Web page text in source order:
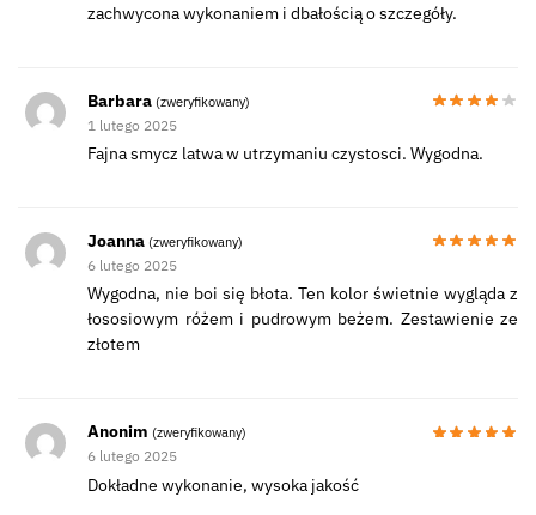
zachwycona wykonaniem i dbałością o szczegóły.
Barbara (zweryfikowany)
1 lutego 2025
Fajna smycz latwa w utrzymaniu czystosci. Wygodna.
Joanna (zweryfikowany)
6 lutego 2025
Wygodna, nie boi się błota. Ten kolor świetnie wygląda z
łososiowym różem i pudrowym beżem. Zestawienie ze
złotem
Anonim (zweryfikowany)
6 lutego 2025
Dokładne wykonanie, wysoka jakość